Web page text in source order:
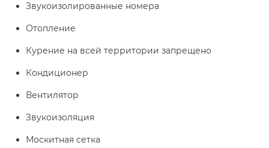
Звукоизолированные номера
Отопление
Курение на всей территории запрещено
Кондиционер
Вентилятор
Звукоизоляция
Москитная сетка